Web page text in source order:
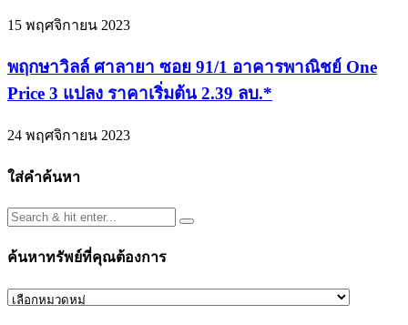
15 พฤศจิกายน 2023
พฤกษาวิลล์ ศาลายา ซอย 91/1 อาคารพาณิชย์ One
Price 3 แปลง ราคาเริ่มต้น 2.39 ลบ.*
24 พฤศจิกายน 2023
ใส่คำค้นหา
ค้นหาทรัพย์ที่คุณต้องการ
ค้นหา